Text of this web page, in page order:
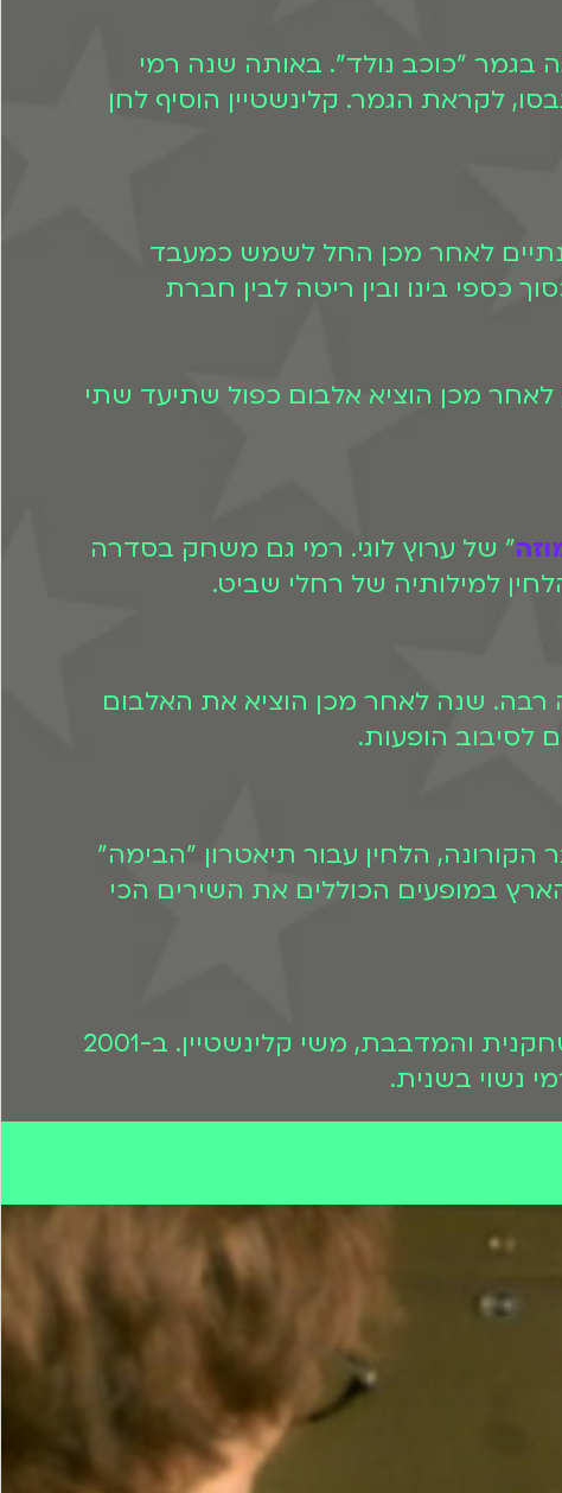
בגמר "כוכב נולד". באותה שנה רמי
לקראת הגמר. קלינשטיין הוסיף לחן
שנתיים לאחר מכן החל לשמש כמעבד
בינו ובין ריטה לבין חברת
לאחר מכן הוציא אלבום כפול שתיעד שתי
" של ערוץ לוגי. רמי גם משחק בסדרה
למילותיה של רחלי שביט.
רבה. שנה לאחר מכן הוציא את האלבום
משבר הקורונה, הלחין עבור תיאטרון "הבימה"
במופעים הכוללים את השירים הכי
כידוע, בשנת 1988 רמי וריטה נישאו. ב-1992 הם הביאו את ביתם הבכורה, הזמרת, השחקנית והמדבבת, משי קלינשטיין. ב-2001